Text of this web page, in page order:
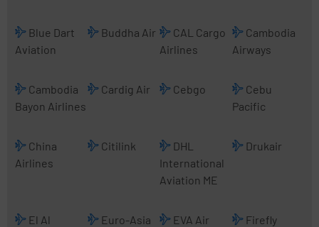
Blue Dart
Aviation
Buddha Air
CAL Cargo
Airlines
Cambodia
Airways
Cambodia
Bayon Airlines
Cardig Air Cebgo
Cebu
Pacific
China
Airlines
Citilink
DHL
International
Aviation ME
Drukair
El Al
Euro-Asia
EVA Air Firefly